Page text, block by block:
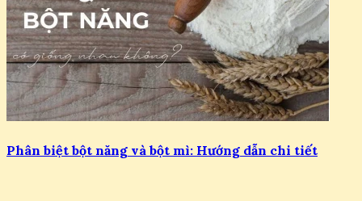
23/07/2026